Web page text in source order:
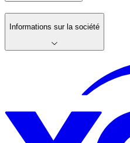
Informations sur la société